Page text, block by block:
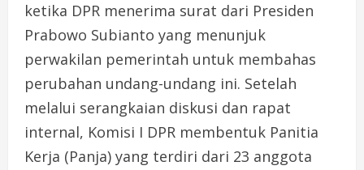
ketika DPR menerima surat dari Presiden
Prabowo Subianto yang menunjuk
perwakilan pemerintah untuk membahas
perubahan undang-undang ini. Setelah
melalui serangkaian diskusi dan rapat
internal, Komisi I DPR membentuk Panitia
Kerja (Panja) yang terdiri dari 23 anggota